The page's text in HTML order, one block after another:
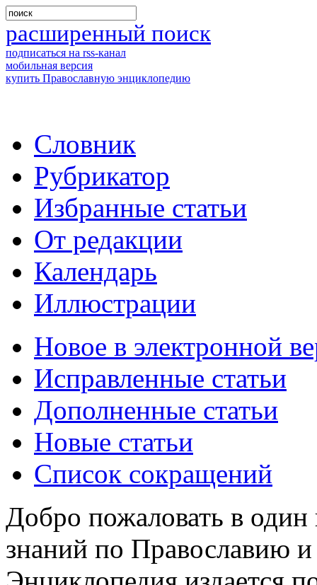
расширенный поиск
подписаться на rss-канал
мобильная версия
купить Православную энциклопедию
Словник
Рубрикатор
Избранные статьи
От редакции
Календарь
Иллюстрации
Новое в электронной
Исправленные статьи
Дополненные статьи
Новые статьи
Список сокращений
Добро пожаловать в
знаний по Православию